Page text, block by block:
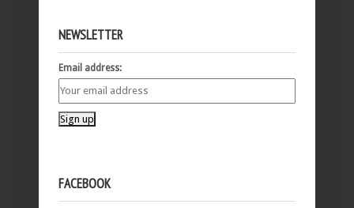
NEWSLETTER
Email address:
FACEBOOK